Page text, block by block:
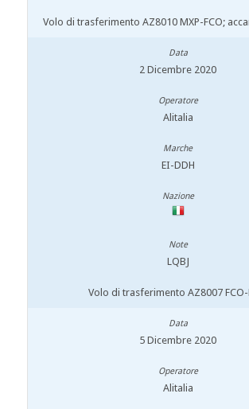
Volo di trasferimento AZ8010 MXP-FCO;
2 Dicembre 2020
Alitalia
EI-DDH
LQBJ
Volo di trasferimento AZ8007 FCO-
5 Dicembre 2020
Alitalia